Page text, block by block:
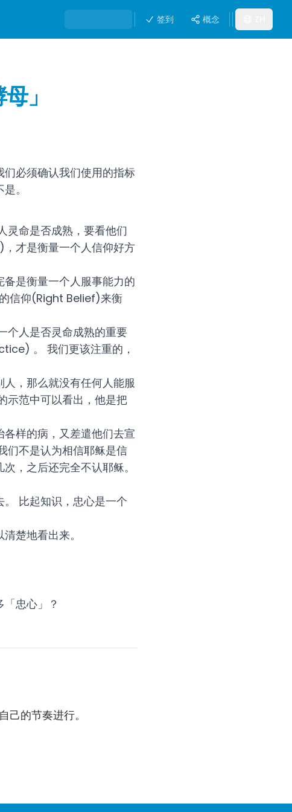
签到 概念
」
必须确认我们使用的指标
。
灵命是否成熟，要看他们
才是衡量一个人信仰好方
是衡量一个人服事能力的
信仰(Right Belief)来衡
个人是否灵命成熟的重要
。 我们更该注重的，
，那么就没有任何人能服
示范中可以看出，他是把
样的病，又差遣他们去宣
们不是认为相信耶稣是信
，之后还完全不认耶稣。
比起知识，忠心是一个
楚地看出来。
忠心」？
的节奏进行。